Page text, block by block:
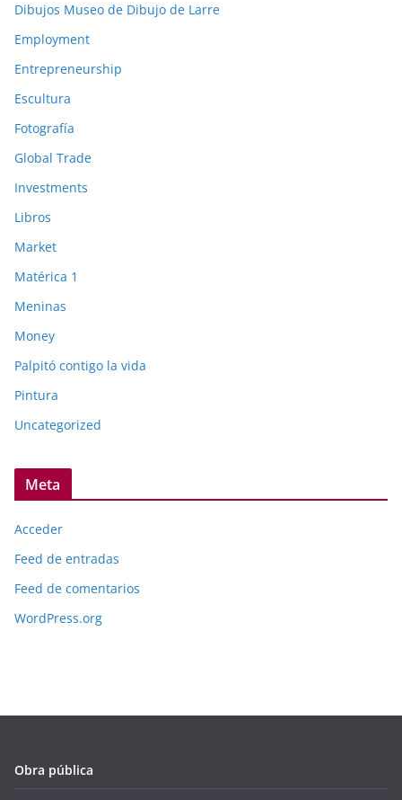
Dibujos Museo de Dibujo de Larre
Employment
Entrepreneurship
Escultura
Fotografía
Global Trade
Investments
Libros
Market
Matérica 1
Meninas
Money
Palpitó contigo la vida
Pintura
Uncategorized
Meta
Acceder
Feed de entradas
Feed de comentarios
WordPress.org
Obra pública